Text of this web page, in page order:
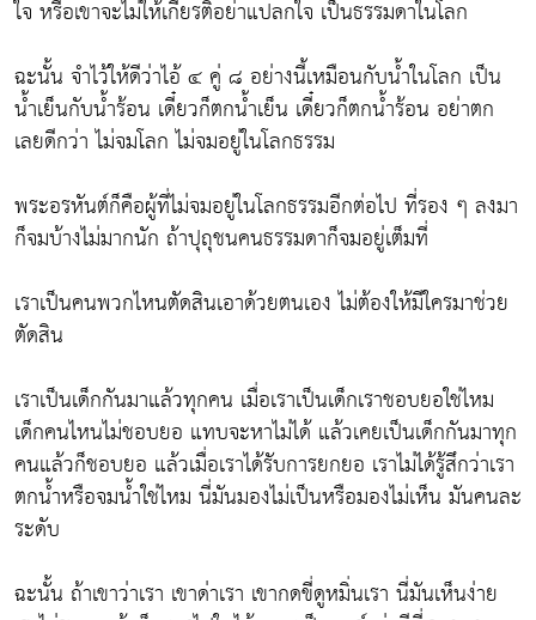
ใจ หรือเขาจะไม่ให้เกียรติอย่าแปลกใจ เป็นธรรมดาในโลก
ฉะนั้น จำไว้ให้ดีว่าไอ้ ๔ คู่ ๘ อย่างนี้เหมือนกับน้ำในโลก เป็น
น้ำเย็นกับน้ำร้อน เดี๋ยวก็ตกน้ำเย็น เดี๋ยวก็ตกน้ำร้อน อย่าตก
เลยดีกว่า ไม่จมโลก ไม่จมอยู่ในโลกธรรม
พระอรหันต์ก็คือผู้ที่ไม่จมอยู่ในโลกธรรมอีกต่อไป ที่รอง ๆ ลงมา
ก็จมบ้างไม่มากนัก ถ้าปุถุชนคนธรรมดาก็จมอยู่เต็มที่
เราเป็นคนพวกไหนตัดสินเอาด้วยตนเอง ไม่ต้องให้มีใครมาช่วย
ตัดสิน
เราเป็นเด็กกันมาแล้วทุกคน เมื่อเราเป็นเด็กเราชอบยอใช่ไหม
เด็กคนไหนไม่ชอบยอ แทบจะหาไม่ได้ แล้วเคยเป็นเด็กกันมาทุก
คนแล้วก็ชอบยอ แล้วเมื่อเราได้รับการยกยอ เราไม่ได้รู้สึกว่าเรา
ตกน้ำหรือจมน้ำใช่ไหม นี่มันมองไม่เป็นหรือมองไม่เห็น มันคนละ
ระดับ
ฉะนั้น ถ้าเขาว่าเรา เขาด่าเรา เขากดขี่ดูหมิ่นเรา นี่มันเห็นง่าย